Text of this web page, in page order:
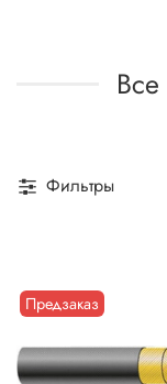
Все
Фильтры
Предзаказ